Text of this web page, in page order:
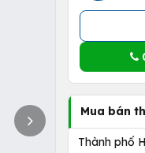
Mua bán
Thành phố